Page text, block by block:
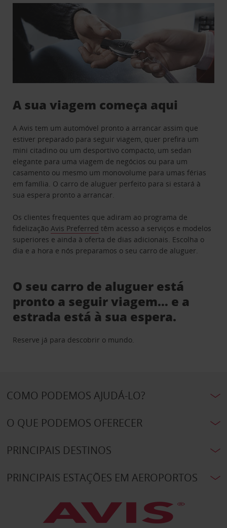
A sua viagem começa aqui
A Avis tem um automóvel pronto a arrancar assim que
estiver preparado para seguir viagem, quer prefira um
mini citadino ou um desportivo compacto, um sedan
elegante para uma viagem de negócios ou para um
casamento ou mesmo um monovolume para umas férias
em família. O carro de aluguer perfeito para si estará à
sua espera pronto a arrancar.
Os clientes frequentes que adiram ao programa de
fidelizaçãoAvis Preferred têm acesso a serviços e modelos
superiores e ainda à oferta de dias adicionais. Escolha o
dia e a hora e nós preparamos o seu carro de aluguer.
O seu carro de aluguer está
pronto a seguir viagem… e a
estrada está à sua espera.
Reserve já para descobrir o mundo.
COMO PODEMOS AJUDÁ-LO?
O QUE PODEMOS OFERECER
PRINCIPAIS DESTINOS
PRINCIPAIS ESTAÇÕES EM AEROPORTOS